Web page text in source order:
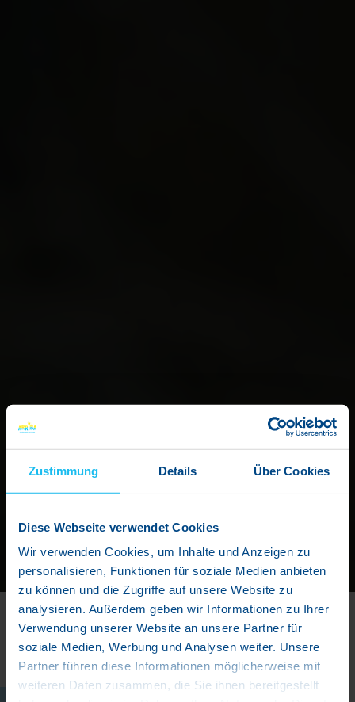
Zustimmung Details Über Cookies
Diese Webseite verwendet Cookies
Wir verwenden Cookies, um Inhalte und Anzeigen zu
personalisieren, Funktionen für soziale Medien anbieten
zu können und die Zugriffe auf unsere Website zu
analysieren. Außerdem geben wir Informationen zu Ihrer
Verwendung unserer Website an unsere Partner für
soziale Medien, Werbung und Analysen weiter. Unsere
Partner führen diese Informationen möglicherweise mit
weiteren Daten zusammen, die Sie ihnen bereitgestellt
Aktuellesaus eurem ARRIBA